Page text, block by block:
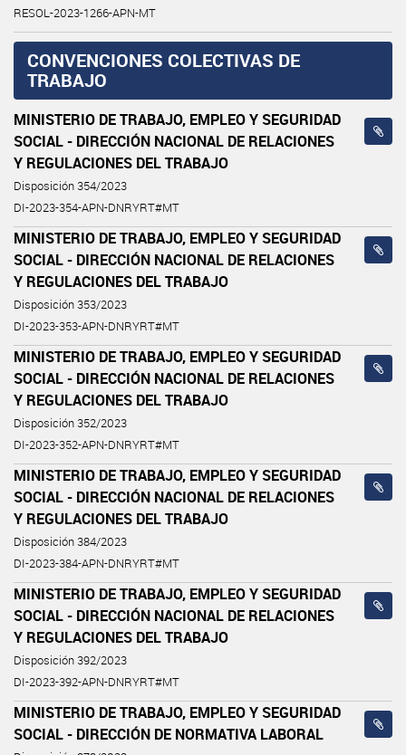
RESOL-2023-1266-APN-MT
CONVENCIONES COLECTIVAS DE
TRABAJO
MINISTERIO DE TRABAJO, EMPLEO Y SEGURIDAD
SOCIAL - DIRECCIÓN NACIONAL DE RELACIONES
Y REGULACIONES DEL TRABAJO
Disposición 354/2023
DI-2023-354-APN-DNRYRT#MT
MINISTERIO DE TRABAJO, EMPLEO Y SEGURIDAD
SOCIAL - DIRECCIÓN NACIONAL DE RELACIONES
Y REGULACIONES DEL TRABAJO
Disposición 353/2023
DI-2023-353-APN-DNRYRT#MT
MINISTERIO DE TRABAJO, EMPLEO Y SEGURIDAD
SOCIAL - DIRECCIÓN NACIONAL DE RELACIONES
Y REGULACIONES DEL TRABAJO
Disposición 352/2023
DI-2023-352-APN-DNRYRT#MT
MINISTERIO DE TRABAJO, EMPLEO Y SEGURIDAD
SOCIAL - DIRECCIÓN NACIONAL DE RELACIONES
Y REGULACIONES DEL TRABAJO
Disposición 384/2023
DI-2023-384-APN-DNRYRT#MT
MINISTERIO DE TRABAJO, EMPLEO Y SEGURIDAD
SOCIAL - DIRECCIÓN NACIONAL DE RELACIONES
Y REGULACIONES DEL TRABAJO
Disposición 392/2023
DI-2023-392-APN-DNRYRT#MT
MINISTERIO DE TRABAJO, EMPLEO Y SEGURIDAD
SOCIAL - DIRECCIÓN DE NORMATIVA LABORAL